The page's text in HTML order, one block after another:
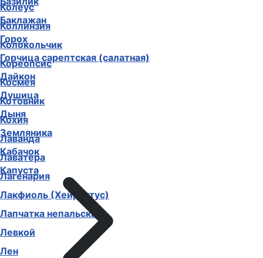
Колеус
Коллинзия
Колокольчик
Кореопсис
Космея
Котовник
Кохия
Лаванда
Лаватера
Лагенария
Лакфиоль (Хейрантус)
Лапчатка непальская
Левкой
Лен
Баклажан
Горох
Горчица сарептская (салатная)
Дайкон
Душица
Дыня
Земляника
Кабачок
Капуста